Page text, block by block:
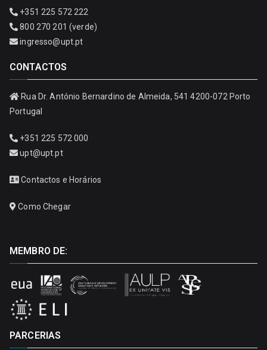
+351 225 572 222
800 270 201 (verde)
ingresso@upt.pt
CONTACTOS
Rua Dr. António Bernardino de Almeida, 541 4200-072 Porto
Portugal
+351 225 572 000
upt@upt.pt
Contactos e Horários
Como Chegar
MEMBRO DE:
PARCERIAS